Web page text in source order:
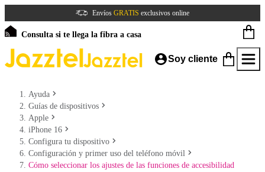
Envíos GRATIS exclusivos online
Consulta si te llega la fibra a casa
Soy cliente
Ayuda
Guías de dispositivos
Apple
iPhone 16
Configura tu dispositivo
Configuración y primer uso del teléfono móvil
Cómo seleccionar los ajustes de las funciones de accesibilidad